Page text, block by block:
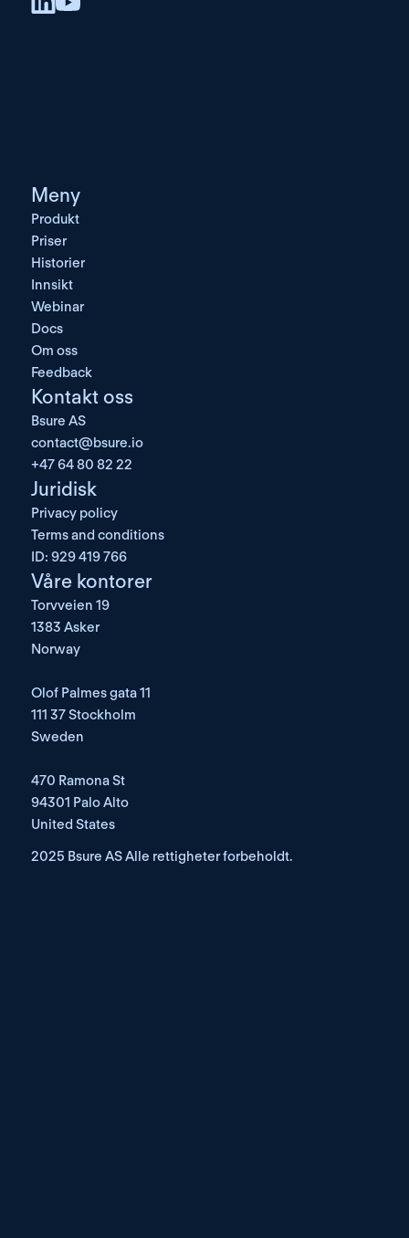
Meny
Produkt
Priser
Historier
Innsikt
Webinar
Docs
Om oss
Feedback
Kontakt oss
Bsure AS
contact@bsure.io
+47 64 80 82 22
Juridisk
Privacy policy
Terms and conditions
ID: 929 419 766
Våre kontorer
Torvveien 19
1383 Asker
Norway
Olof Palmes gata 11
111 37 Stockholm
Sweden
470 Ramona St
94301 Palo Alto
United States
2025 Bsure AS Alle rettigheter forbeholdt.